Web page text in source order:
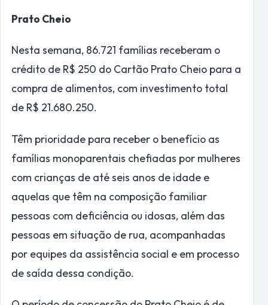
Prato Cheio
Nesta semana, 86.721 famílias receberam o
crédito de R$ 250 do Cartão Prato Cheio para a
compra de alimentos, com investimento total
de R$ 21.680.250.
Têm prioridade para receber o benefício as
famílias monoparentais chefiadas por mulheres
com crianças de até seis anos de idade e
aquelas que têm na composição familiar
pessoas com deficiência ou idosas, além das
pessoas em situação de rua, acompanhadas
por equipes da assistência social e em processo
de saída dessa condição.